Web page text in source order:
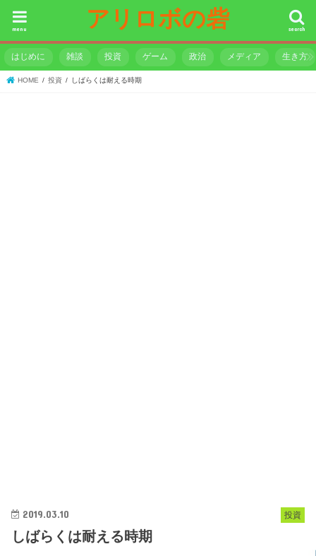
アリロボの砦 search
menu
はじめに 雑談 投資 ゲーム 政治 メディア 生き方
HOME 投資 しばらくは耐える時期
投資
2019.03.10
しばらくは耐える時期